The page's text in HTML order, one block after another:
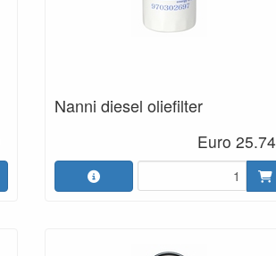
Nanni diesel oliefilter
Euro 25.74